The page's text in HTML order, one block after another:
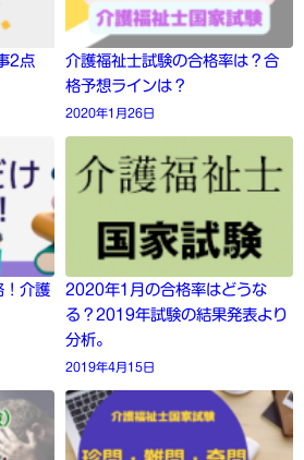
2点
介護福祉士試験の合格率は？合
格予想ラインは？
2020年1月26日
！介護
2020年1月の合格率はどうな
る？2019年試験の結果発表より
分析。
2019年4月15日